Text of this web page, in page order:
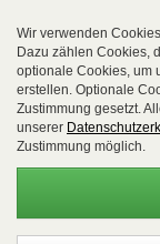
Die Shop-Server
Wir verwenden
Dazu zählen Cookies,
optionale Cookies, um
erstellen. Optionale
Zustimmung gesetzt.
unserer
Zustimmung möglich.